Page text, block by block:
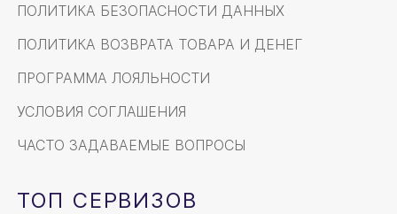
ПОЛИТИКА БЕЗОПАСНОСТИ ДАННЫХ
ПОЛИТИКА ВОЗВРАТА ТОВАРА И ДЕНЕГ
ПРОГРАММА ЛОЯЛЬНОСТИ
УСЛОВИЯ СОГЛАШЕНИЯ
ЧАСТО ЗАДАВАЕМЫЕ ВОПРОСЫ
ТОП СЕРВИЗОВ